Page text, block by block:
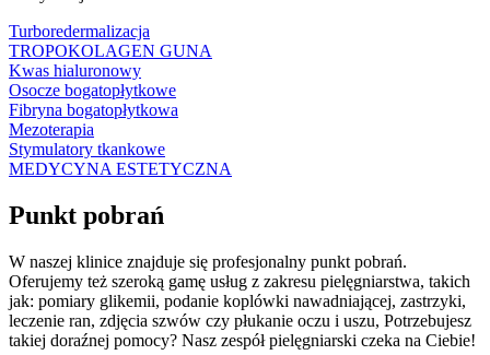
Turboredermalizacja
TROPOKOLAGEN GUNA
Kwas hialuronowy
Osocze bogatopłytkowe
Fibryna bogatopłytkowa
Mezoterapia
Stymulatory tkankowe
MEDYCYNA ESTETYCZNA
Punkt pobrań
W naszej klinice znajduje się profesjonalny punkt pobrań.
Oferujemy też szeroką gamę usług z zakresu pielęgniarstwa, takich
jak: pomiary glikemii, podanie koplówki nawadniającej, zastrzyki,
leczenie ran, zdjęcia szwów czy płukanie oczu i uszu, Potrzebujesz
takiej doraźnej pomocy? Nasz zespół pielęgniarski czeka na Ciebie!